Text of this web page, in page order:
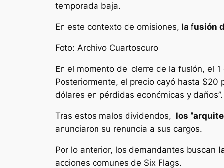
temporada baja.
En este contexto de omisiones, la fusión
Foto: Archivo Cuartoscuro
En el momento del cierre de la fusión, el
Posteriormente, el precio cayó hasta $20
dólares en pérdidas económicas y daños”.
Tras estos malos dividendos, los
anunciaron su renuncia a sus cargos.
Por lo anterior, los demandantes buscan
acciones comunes de Six Flags.